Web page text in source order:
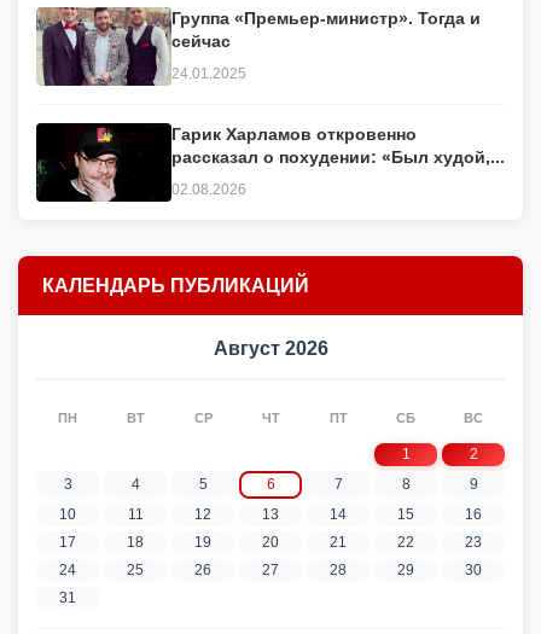
Группа «Премьер-министр». Тогда и
сейчас
24.01.2025
Гарик Харламов откровенно
рассказал о похудении: «Был худой,...
02.08.2026
КАЛЕНДАРЬ ПУБЛИКАЦИЙ
Август 2026
ПН ВТ СР ЧТ ПТ СБ ВС
1
2
3
4 5 6 7 8
9
10
11 12 13 14 15
16
17
18 19 20 21 22
23
24
25 26 27 28 29
30
31